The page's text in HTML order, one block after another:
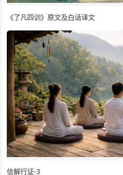
《了凡四训》原文及白话译文
信解行证-3